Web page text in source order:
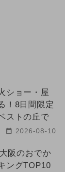
ショー・屋
！8日間限定
ストの丘で
2026-08-10
阪のおでか
ングTOP10